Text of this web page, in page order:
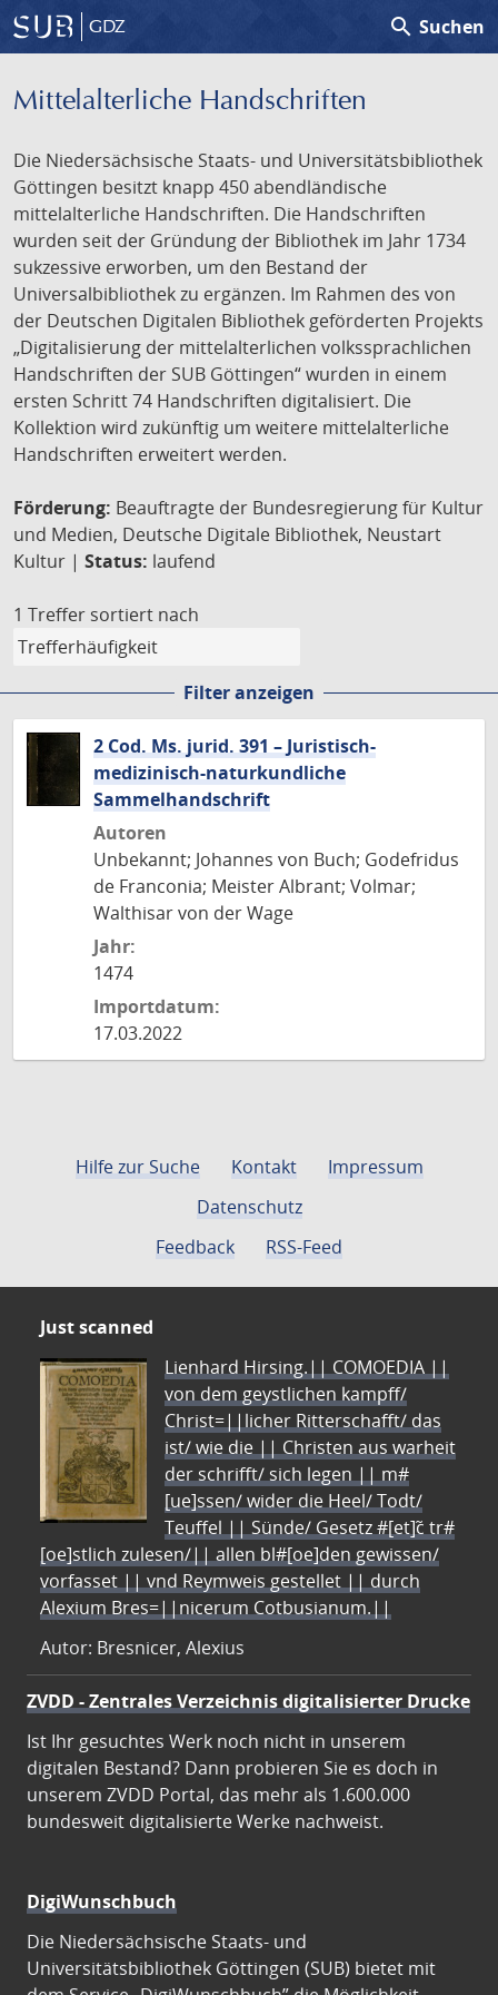
GDZ search Suchen
Mittelalterliche Handschriften
Die Niedersächsische Staats- und Universitätsbibliothek
Göttingen besitzt knapp 450 abendländische
mittelalterliche Handschriften. Die Handschriften
wurden seit der Gründung der Bibliothek im Jahr 1734
sukzessive erworben, um den Bestand der
Universalbibliothek zu ergänzen. Im Rahmen des von
der Deutschen Digitalen Bibliothek geförderten Projekts
„Digitalisierung der mittelalterlichen volkssprachlichen
Handschriften der SUB Göttingen“ wurden in einem
ersten Schritt 74 Handschriften digitalisiert. Die
Kollektion wird zukünftig um weitere mittelalterliche
Handschriften erweitert werden.
Förderung: Beauftragte der Bundesregierung für Kultur
und Medien, Deutsche Digitale Bibliothek, Neustart
Kultur | Status: laufend
1 Treffer sortiert nach
Filter anzeigen
2 Cod. Ms. jurid. 391 – Juristisch-
medizinisch-naturkundliche
Sammelhandschrift
Autoren
Unbekannt; Johannes von Buch; Godefridus
de Franconia; Meister Albrant; Volmar;
Walthisar von der Wage
Jahr:
1474
Importdatum:
17.03.2022
Hilfe zur Suche Kontakt
Impressum
Datenschutz
Feedback
RSS-Feed
Just scanned
Lienhard Hirsing.|| COMOEDIA ||
von dem geystlichen kampff/
Christ=||licher Ritterschafft/ das
ist/ wie die || Christen aus warheit
der schrifft/ sich legen || m#
[ue]ssen/ wider die Heel/ Todt/
Teuffel || Sünde/ Gesetz #[et]c̃ tr#
[oe]stlich zulesen/|| allen bl#[oe]den gewissen/
vorfasset || vnd Reymweis gestellet || durch
Alexium Bres=||nicerum Cotbusianum.||
Autor: Bresnicer, Alexius
ZVDD - Zentrales Verzeichnis digitalisierter Drucke
Ist Ihr gesuchtes Werk noch nicht in unserem
digitalen Bestand? Dann probieren Sie es doch in
unserem ZVDD Portal, das mehr als 1.600.000
bundesweit digitalisierte Werke nachweist.
DigiWunschbuch
Die Niedersächsische Staats- und
Universitätsbibliothek Göttingen (SUB) bietet mit